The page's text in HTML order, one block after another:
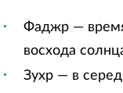
Фаджр — время
восхода
Зухр — в